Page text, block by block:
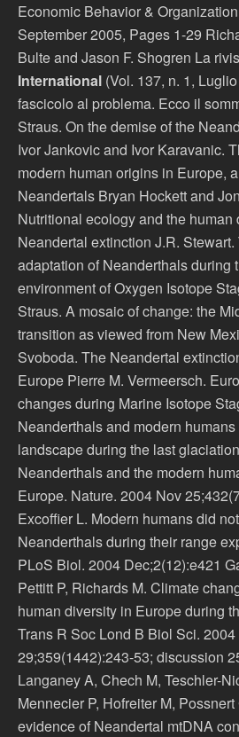
Economic Behavior &
September 2005, Pages 1-29
Bulte and Jason F. Shogren La
International (Vol. 137, n. 1,
fascicolo al problema. Ecco il
Straus. On the demise of the
Ivor Jankovic and Ivor Karavanic.
modern human origins in Europe,
Neandertals Bryan Hockett and
Nutritional ecology and the human
Neandertal extinction J.R.
adaptation of Neanderthals during
environment of Oxygen Isotope
Straus. A mosaic of change: the
transition as viewed from New
Svoboda. The Neandertal
Europe Pierre M. Vermeersch.
changes during Marine Isotope
Neanderthals and modern
landscape during the last
Neanderthals and the modern
Europe. Nature. 2004 Nov
Excoffier L. Modern humans did
Neanderthals during their range
PLoS Biol. 2004 Dec;2(12):e421
Pettitt P, Richards M. Climate
human diversity in Europe during
Trans R Soc Lond B Biol Sci.
29;359(1442):243-53; discussion
Langaney A, Chech M, Teschler-
Mennecier P, Hofreiter M,
evidence of Neandertal mtDNA